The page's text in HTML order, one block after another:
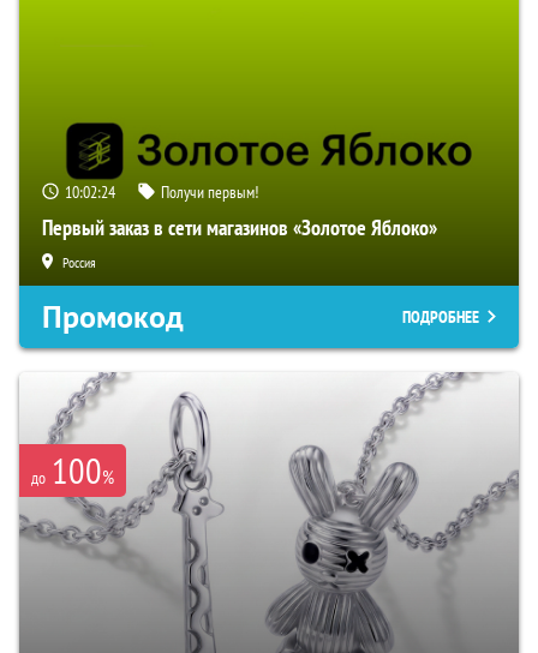
10:02:23 Получи первым!
Первый заказ в сети магазинов «Золотое Яблоко»
Россия
Промокод ПОДРОБНЕЕ
до 100%